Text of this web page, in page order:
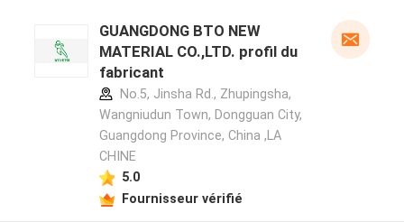
GUANGDONG BTO NEW
MATERIAL CO.,LTD. profil du
fabricant
No.5, Jinsha Rd., Zhupingsha,
Wangniudun Town, Dongguan City,
Guangdong Province, China ,LA
CHINE
5.0
Fournisseur vérifié